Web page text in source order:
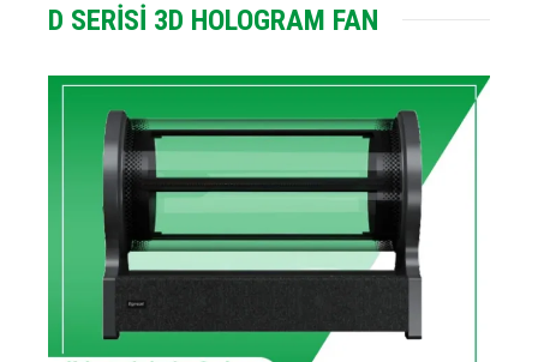
D SERİSİ 3D HOLOGRAM FAN